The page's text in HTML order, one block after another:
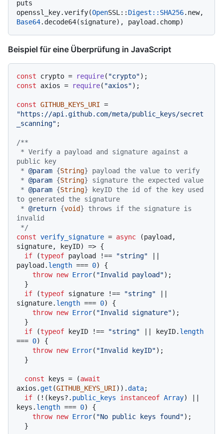
puts
openssl_key.verify(OpenSSL:: Digest : :SHA256
Base64
Beispiel für eine Überprüfung in JavaScript
const crypto = require( "crypto"
const axios = require( "axios");
const GITHUB_KEYS_URI
"https://api.github.com/meta/public_keys/secret
_scanning" ;
/**
public key
* @param {String} payload the value to verify
* @param {String} signature the expected value
* @param {String} keyID the id of the key used
to generated the signature
* @return {void} throws if the signature is
invalid
*/
const verify_signature = async (payload,
signature, keyID) => {
if (typeof payload !== "string"
payload. length === 0) {
throw new Error( "Invalid payload");
if (typeof signature !== "string"
signature. length === 0) {
throw new Error( "Invalid signature");
if (typeof keyID !== "string" || keyID. length
=== 0) {
throw new Error( "Invalid keyID");
const keys = (await
axios.get (GITHUB_KEYS_URI)).data;
if (!(keys?. public_keys instanceof Array) ||
keys. length === 0) {
throw new Error( "No public keys found");